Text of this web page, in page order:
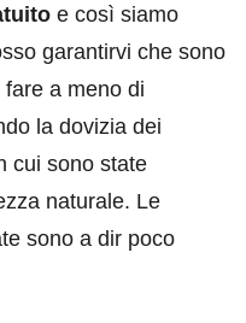
e così siamo
garantirvi che sono
a meno di
la dovizia dei
cui sono state
naturale. Le
sono a dir poco